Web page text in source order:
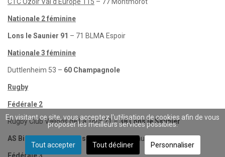
Nationale 2 féminine
Lons le Saunier 91 – 71 BLMA Espoir
Nationale 3 féminine
Duttlenheim 53 – 60 Champagnole
Rugby
Fédérale 2
Rugby Club Vallons de La Tour 21 –38 Lons le Saunier
AS Bièvres Saint Geoirs 59 – 12 Saint Claude
En visitant ce site, vous acceptez l'utilisation de cookies afin de vous
proposer les meilleurs services possibles.
Tout accepter Tout décliner Personnaliser